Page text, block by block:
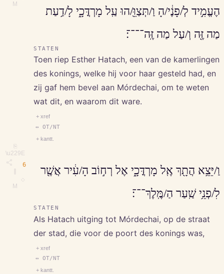
M
⎘
\u229E
M
הֶעֱמִ֣יד לְ/פָנֶ֔י/הָ וַ/תְּצַוֵּ֖/הוּ עַֽל מָרְדֳּכָ֑י לָ/דַ֥עַת
מַה זֶּ֖ה וְ/עַל מַה זֶּֽה־־־־׃
STATEN
Toen riep Esther Hatach, een van de kamerlingen
des konings, welke hij voor haar gesteld had, en
zij gaf hem bevel aan Mórdechai, om te weten
wat dit, en waarom dit ware.
+ xref
↔ OT/NT
+ kantt.
6
וַ/יֵּצֵ֥א הֲתָ֖ךְ אֶֽל מָרְדֳּכָ֑י אֶל רְח֣וֹב הָ/עִ֔יר אֲשֶׁ֖ר
לִ/פְנֵ֥י שַֽׁעַר הַ/מֶּֽלֶךְ־־־׃
STATEN
Als Hatach uitging tot Mórdechai, op de straat
der stad, die voor de poort des konings was,
+ xref
↔ OT/NT
+ kantt.